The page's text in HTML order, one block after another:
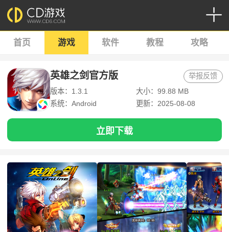
首页 游戏 软件 教程 攻略
英雄之剑官方版
版本：1.3.1
大小：99.88 MB
系统：Android
更新：2025-08-08
举报反馈
立即下载